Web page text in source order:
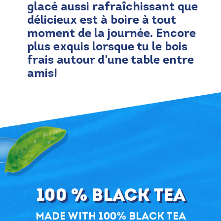
glacé aussi rafraîchissant que
délicieux est à boire à tout
moment de la journée. Encore
plus exquis lorsque tu le bois
frais autour d'une table entre
amis!
100 % Black Tea
Made with 100% Black Tea